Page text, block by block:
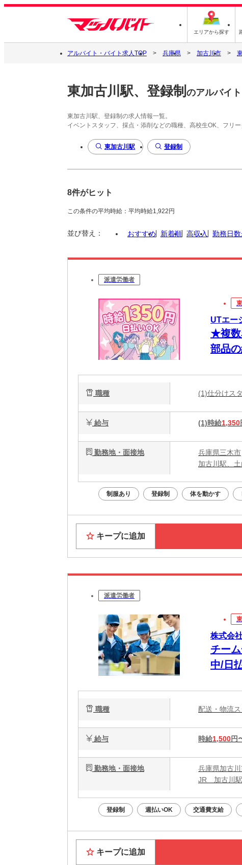
エリアから探す
アルバイト・バイト求人TOP 兵庫県 加古川市
東加古川駅、登録制 のアルバイ
東加古川駅、登録制の求人情報一覧。
イベントスタッフ、採点・添削などの職種、高校生OK、フリ
東加古川駅 登録制
8件がヒット
この条件の平均時給：平均時給1,922円
並び替え： おすすめ 新着順 高収入 勤務日
派遣労働者
UTエー
★複数
部品
職種 (1)仕分けス
給与 (1)時給1,350
勤務地・面接地
兵庫県三木市
加古川駅、
制服あり 登録制 体を動かす
キープに追加
派遣労働者
株式会
チー
中/日
職種 配送・物流
給与 時給1,500円
勤務地・面接地
兵庫県加古
JR 加古川
登録制 週払いOK 交通費支給
キープに追加